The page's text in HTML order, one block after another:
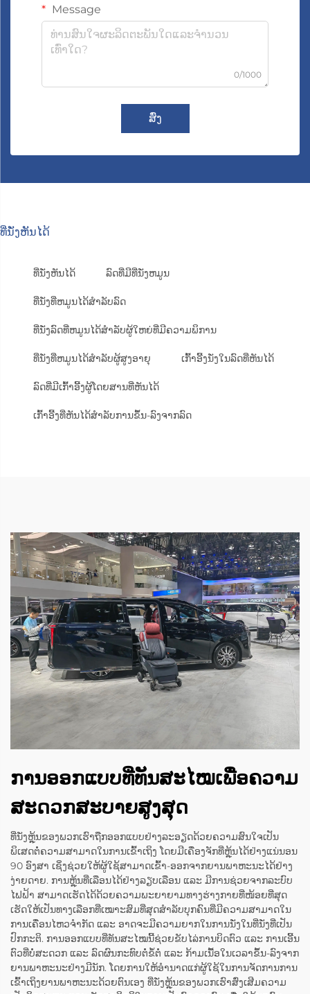
Message
0/1000
ສົ່ງ
ທີ່ນັ່ງຫັນໄດ້
ທີ່ນັ່ງຫັນໄດ້ ລົດທີ່ມີທີ່ນັ່ງຫມູນ
ທີ່ນັ່ງທີ່ຫມູນໄດ້ສຳລັບລົດ
ທີ່ນັ່ງລົດທີ່ຫມູນໄດ້ສຳລັບຜູ້ໃຫຍ່ທີ່ມີຄວາມພິການ
ທີ່ນັ່ງທີ່ຫມູນໄດ້ສຳລັບຜູ້ສູງອາຍຸ ເກົ້າອີ້ງນັ່ງໃນລົດທີ່ຫັນໄດ້
ລົດທີ່ມີເກົ້າອີ້ງຜູ້ໂດຍສານທີ່ຫັນໄດ້
ເກົ້າອີ້ງທີ່ຫັນໄດ້ສຳລັບການຂຶ້ນ-ລົງຈາກລົດ
ການອອກແບບທີ່ທັນສະໄໝເພື່ອຄວາມ
ສະດວກສະບາຍສູງສຸດ
ທີ່ນັ່ງຫຼຸ້ນຂອງພວກເຮົາຖືກອອກແບບຢ່າງລະອຽດດ້ວຍຄວາມສົນໃຈເປັນ
ພິເສດຕໍ່ຄວາມສາມາດໃນການເຂົ້າເຖິງ ໂດຍມີເຄື່ອງຈັກທີ່ຫຼຸ້ນໄດ້ຢ່າງແນ່ນອນ
90 ອົງສາ ເຊິ່ງຊ່ວຍໃຫ້ຜູ້ໃຊ້ສາມາດເຂົ້າ-ອອກຈາກຍານພາຫະນະໄດ້ຢ່າງ
ງ່າຍດາຍ. ການຫຼຸ້ນທີ່ເລືອນໄດ້ຢ່າງລຽບເລືອນ ແລະ ມີການຊ່ວຍຈາກລະບົບ
ໄຟຟ້າ ສາມາດເຮັດໄດ້ດ້ວຍຄວາມພະຍາຍາມທາງຮ່າງກາຍທີ່ໜ້ອຍທີ່ສຸດ
ເຮັດໃຫ້ເປັນທາງເລືອກທີ່ເໝາະສົມທີ່ສຸດສຳລັບບຸກຄົນທີ່ມີຄວາມສາມາດໃນ
ການເຄື່ອນໄຫວຈຳກັດ ແລະ ອາດຈະມີຄວາມຍາກໃນການນັ່ງໃນທີ່ນັ່ງທີ່ເປັນ
ປົກກະຕິ. ການອອກແບບທີ່ທັນສະໄໝນີ້ຊ່ວຍຂັບໄລ່ການບິດຕົວ ແລະ ການເອີ້ນ
ຕົວທີ່ບໍ່ສະດວກ ແລະ ລົດຜົນກະທົບຕໍ່ຂໍ້ຕໍ່ ແລະ ກ້າມເນື້ອໃນເວລາຂຶ້ນ-ລົງຈາກ
ຍານພາຫະນະຢ່າງມີນັກ. ໂດຍການໃຫ້ອຳນາດແກ່ຜູ້ໃຊ້ໃນການຈັດການການ
ເຂົ້າເຖິງຍານພາຫະນະດ້ວຍຕົນເອງ ທີ່ນັ່ງຫຼຸ້ນຂອງພວກເຮົາສົ່ງເສີມຄວາມ